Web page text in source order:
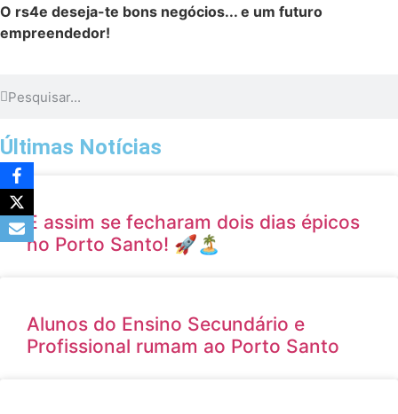
O rs4e deseja-te bons negócios... e um futuro
empreendedor!
Últimas Notícias
E assim se fecharam dois dias épicos
no Porto Santo! 🚀🏝️
Alunos do Ensino Secundário e
Profissional rumam ao Porto Santo